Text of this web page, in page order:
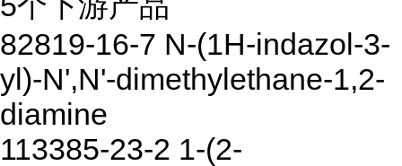
82819-16-7 N-(1H-indazol-3-
yl)-N',N'-dimethylethane-1,2-
diamine
113385-23-2 1-(2-